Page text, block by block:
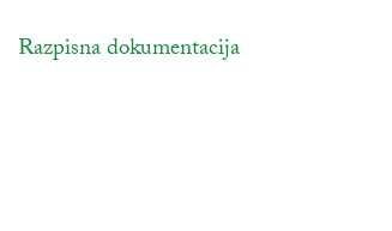
povezava na dokument
Razpisna dokumentacija